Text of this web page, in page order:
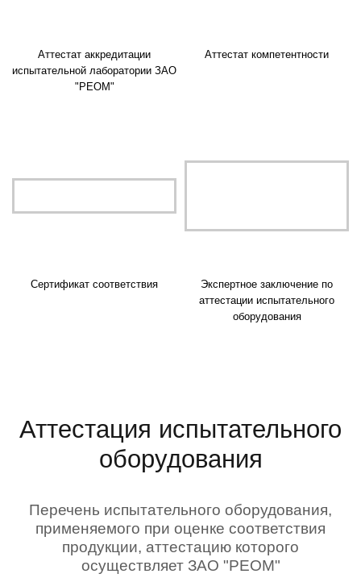
Аттестат аккредитации
испытательной лаборатории ЗАО
"РЕОМ"
Аттестат компетентности
Сертификат соответствия
Экспертное заключение по
аттестации испытательного
оборудования
Аттестация испытательного
оборудования
Перечень испытательного оборудования,
применяемого при оценке соответствия
продукции, аттестацию которого
осуществляет ЗАО "РЕОМ"